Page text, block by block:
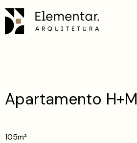
Apartamento H+M
105m²